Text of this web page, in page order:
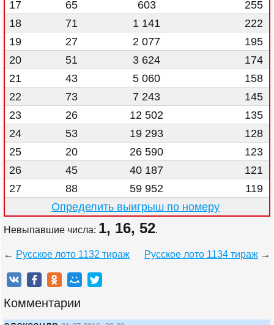
17
65 603
255
18
71 1 141
222
19
27 2 077
195
20
51 3 624
174
21
43 5 060
158
22
73 7 243
145
23
26 12 502
135
24
53 19 293
128
25
20 26 590
123
26
45 40 187
121
27
88 59 952
119
Определить выигрыш по номеру
Невыпавшие числа: 1, 16, 52.
← Русское лото 1132 тираж Русское лото 1134 тираж →
Комментарии